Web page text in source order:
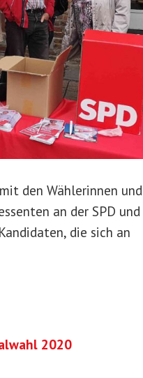
den Wählerinnen und
an der SPD und
die sich an
2020